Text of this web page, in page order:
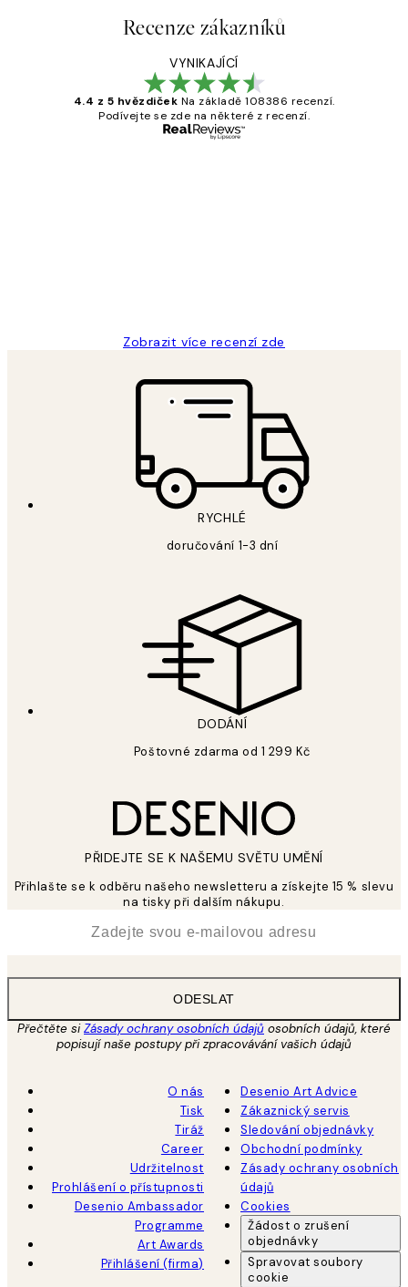
Recenze zákazníků
VYNIKAJÍCÍ
4.4 z 5 hvězdiček Na základě 108386 recenzí.
Podívejte se zde na některé z recenzí.
Zobrazit více recenzí zde
RYCHLÉ
doručování 1-3 dní
DODÁNÍ
Poštovné zdarma od 1 299 Kč
PŘIDEJTE SE K NAŠEMU SVĚTU UMĚNÍ
Přihlašte se k odběru našeho newsletteru a získejte 15 % slevu
na tisky při dalším nákupu.
ODESLAT
Přečtěte siZásady ochrany osobních údajů osobních údajů, které
popisují naše postupy při zpracovávání vašich údajů
O nás
Tisk
Tiráž
Career
Udržitelnost
Prohlášení o přístupnosti
Desenio Ambassador
Programme
Art Awards
Přihlášení (firma)
Desenio Art Advice
Zákaznický servis
Sledování objednávky
Obchodní podmínky
Zásady ochrany osobních
údajů
Cookies
Žádost o zrušení
objednávky
Spravovat soubory
cookie